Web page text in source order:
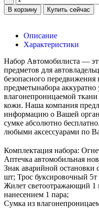
В корзину Купить сейчас
Описание
Характеристики
Набор Автомобилиста —
предметов для
безопасного
предметынабора
влагонепроницаемой
кожи. Наша компания
информацию о Вашей
сумке абсолютно
любыми аксессуарами по
Комплектация набора:
Аптечка автомобильная
Знак аварийной остановки
шт; Трос буксировочный
Жилет светоотражающий
нанесением 1 пара;
Сумка из